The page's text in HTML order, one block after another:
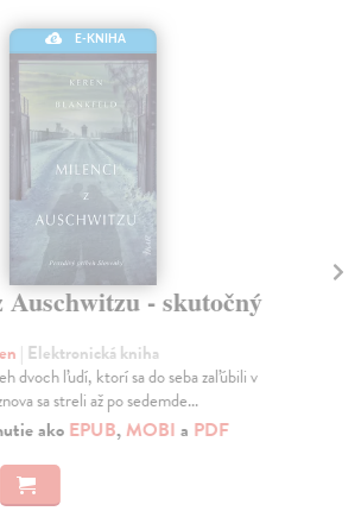
E-KNIHA
- skutočný
| Elektronická kniha
dvoch ľudí, ktorí sa do seba zaľúbili v
sa streli až po sedemde...
ako EPUB,MOBI a PDF